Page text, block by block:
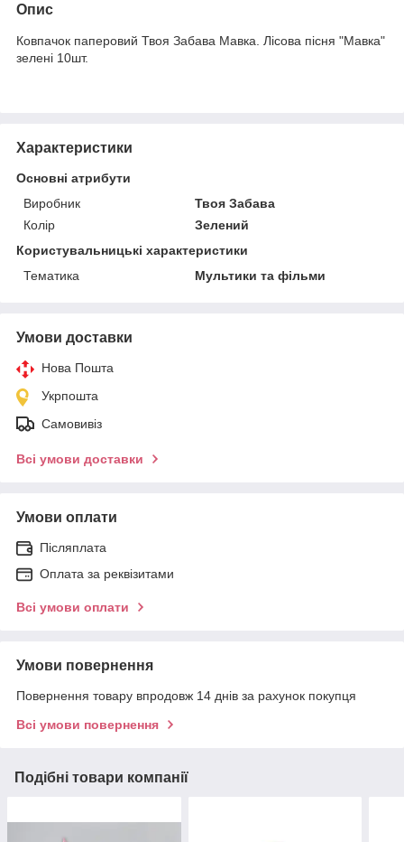
Опис
Ковпачок паперовий Твоя Забава Мавка. Лісова пісня "Мавка"
зелені 10шт.
Характеристики
Основні атрибути
Виробник
Твоя Забава
Колір
Зелений
Користувальницькі характеристики
Тематика
Мультики та фільми
Умови доставки
Нова Пошта
Укрпошта
Самовивіз
Всі умови доставки
Умови оплати
Післяплата
Оплата за реквізитами
Всі умови оплати
Умови повернення
Повернення товару впродовж 14 днів за рахунок покупця
Всі умови повернення
Подібні товари компанії